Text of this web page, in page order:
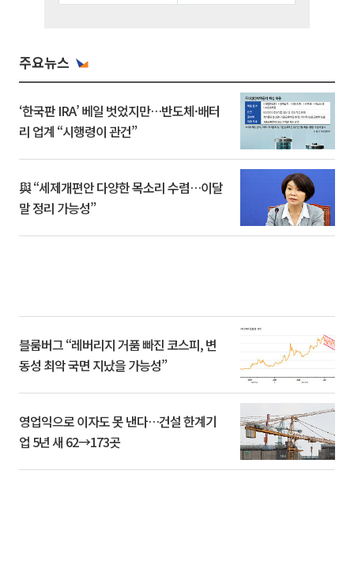
주요뉴스
‘한국판 IRA’ 베일 벗었지만…반도체·배터
리 업계 “시행령이 관건”
與 “세제개편안 다양한 목소리 수렴…이달
말 정리 가능성”
블룸버그 “레버리지 거품 빠진 코스피, 변
동성 최악 국면 지났을 가능성”
영업익으로 이자도 못 낸다…건설 한계기
업 5년 새 62→173곳